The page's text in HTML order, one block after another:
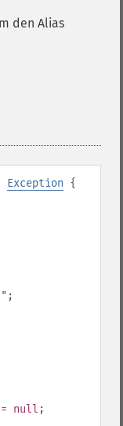
den Alias
Exception {
;
null ;